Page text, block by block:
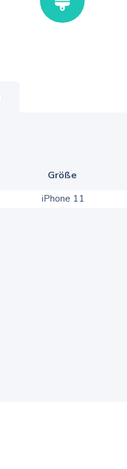
Größe
iPhone 11